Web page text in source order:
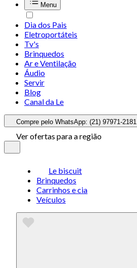
Menu
Dia dos Pais
Eletroportáteis
Tv's
Brinquedos
Ar e Ventilação
Áudio
Servir
Blog
Canal da Le
Compre pelo WhatsApp: (21) 97971-2181
Ver ofertas para a região
Le biscuit
Brinquedos
Carrinhos e cia
Veículos